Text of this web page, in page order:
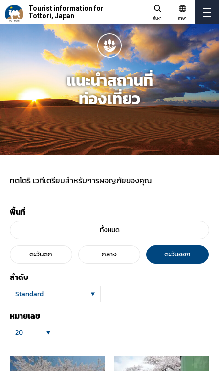
Tourist information for
Tottori, Japan
ค้นหา ภาษา
แนะนำสถานที่
ท่องเที่ยว
ทตโตริ เวทีเตรียมสําหรับการผจญภัยของคุณ
พื้นที่
ทั้งหมด
ตะวันตก กลาง ตะวันออก
ลำดับ
Standard
หมายเลข
20